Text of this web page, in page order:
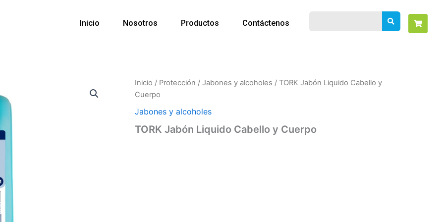
Inicio Nosotros Productos Contáctenos
Inicio / Protección / Jabones y alcoholes / TORK Jabón Liquido Cabello y
Cuerpo
Jabones y alcoholes
TORK Jabón Liquido Cabello y Cuerpo